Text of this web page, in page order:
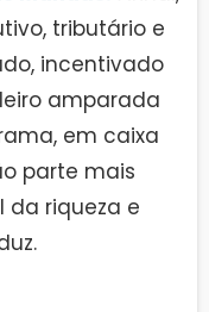
tributário e
incentivado
amparada
em caixa
parte mais
da riqueza e